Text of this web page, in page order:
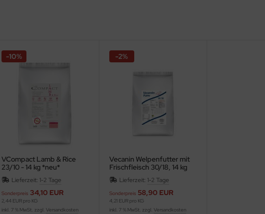
VCompact Lamb & Rice
23/10 - 14 kg *neu*
weizenfrei
Lieferzeit: 1-2 Tage
Sonderpreis 34,10 EUR
-10%
2,44 EUR pro KG
inkl. 7 % MwSt. zzgl. Versandkosten
Vecanin Welpenfutter mit
Frischfleisch 30/18, 14 kg
Lieferzeit: 1-2 Tage
Sonderpreis 58,90 EUR
-2%
4,21 EUR pro KG
inkl. 7 % MwSt. zzgl. Versandkosten